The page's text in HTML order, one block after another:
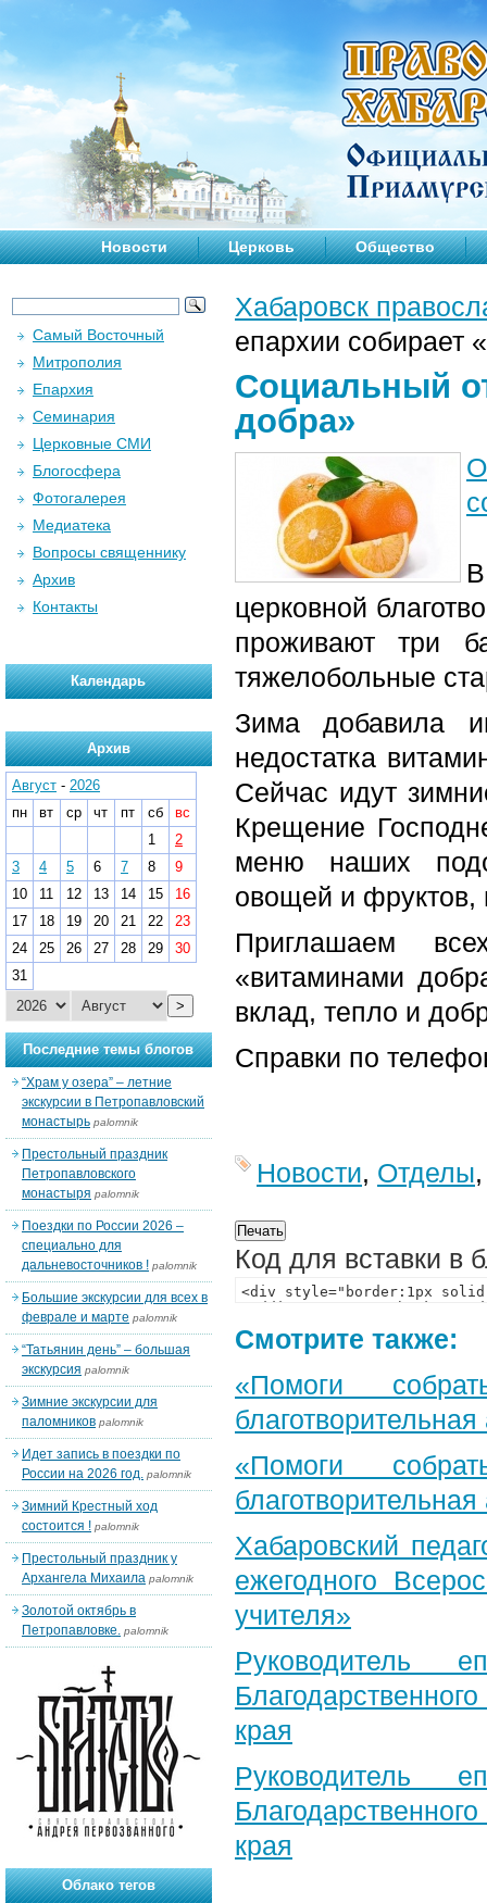
Новости Церковь Общество
Хабаровск
епархии собирает
Социальный
добра»
церковной
проживают три
тяжелобольные
Зима добавила
недостатка
Сейчас идут
Крещение
меню наших
овощей и фруктов,
Приглашаем
«витаминами
вклад, тепло и
Справки по
Новости, Отделы
Код для вставки в
Смотрите также:
«Помоги
«Помоги
Хабаровский
ежегодного
учителя»
Руководитель
края
Руководитель
края
Самый Восточный
Митрополия
Епархия
Семинария
Церковные СМИ
Блогосфера
Фотогалерея
Медиатека
Вопросы священнику
Архив
Контакты
Календарь
Архив
Август - 2026
пн
вт ср чт пт сб
вс
1
2
3
4 5 6 7 8
9
10
11 12 13 14 15
16
17
18 19 20 21 22
23
24
25 26 27 28 29
30
31
>
Последние темы блогов
“Храм у озера” – летние
экскурсии в Петропавловский
монастырь palomnik
Престольный праздник
Петропавловского
монастыря palomnik
Поездки по России 2026 –
специально для
дальневосточников ! palomnik
Большие экскурсии для всех в
феврале и марте palomnik
“Татьянин день” – большая
экскурсия palomnik
Зимние экскурсии для
паломников palomnik
Идет запись в поездки по
России на 2026 год. palomnik
Зимний Крестный ход
состоится ! palomnik
Престольный праздник у
Архангела Михаила palomnik
Золотой октябрь в
Петропавловке. palomnik
Облако тегов